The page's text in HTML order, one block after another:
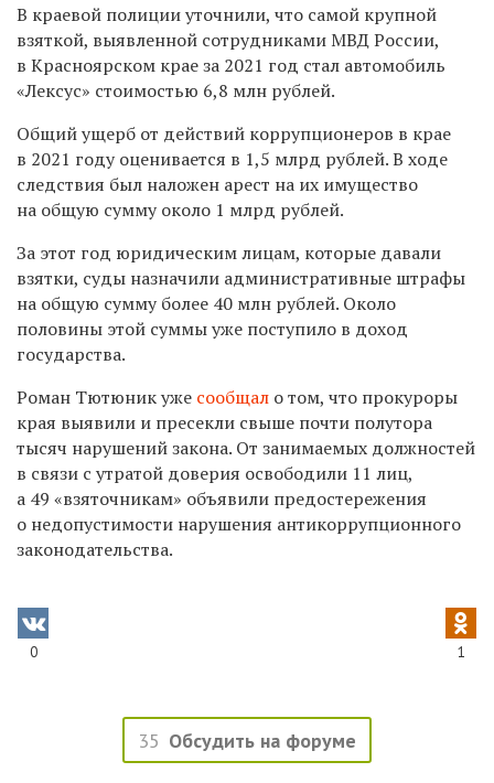
В краевой полиции уточнили, что самой крупной
взяткой, выявленной сотрудниками МВД России,
в Красноярском крае за 2021 год стал автомобиль
«Лексус» стоимостью 6,8 млн рублей.
Общий ущерб от действий коррупционеров в крае
в 2021 году оценивается в 1,5 млрд рублей. В ходе
следствия был наложен арест на их имущество
на общую сумму около 1 млрд рублей.
За этот год юридическим лицам, которые давали
взятки, суды назначили административные штрафы
на общую сумму более 40 млн рублей. Около
половины этой суммы уже поступило в доход
государства.
Роман Тютюник уже сообщал о том, что прокуроры
края выявили и пресекли свыше почти полутора
тысяч нарушений закона. От занимаемых должностей
в связи с утратой доверия освободили 11 лиц,
а 49 «взяточникам» объявили предостережения
о недопустимости нарушения антикоррупционного
законодательства.
0 1
35 Обсудить на форуме